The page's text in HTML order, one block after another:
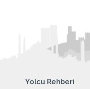
Yolcu Rehberi